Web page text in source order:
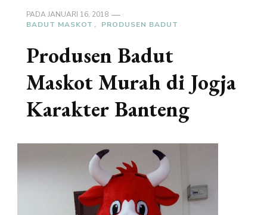
PADAJANUARI 16, 2018
BADUT MASKOT
PRODUSEN BADUT
Produsen Badut
Maskot Murah di Jogja
Karakter Banteng